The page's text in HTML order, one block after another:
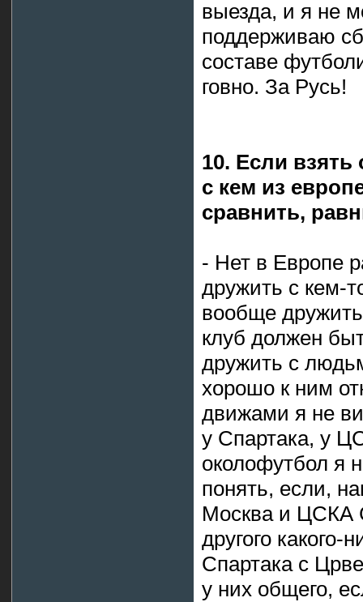
выезда, и я не
поддерживаю
составе
говно. За Русь!
10. Если
с кем из
сравнить,
- Нет в Европе
дружить с кем-
вообще
клуб должен
дружить с
хорошо к ним
движами я не
у Спартака, у
околофутбол я
понять, если,
Москва и ЦСКА
другого
Спартака с
у них общего,